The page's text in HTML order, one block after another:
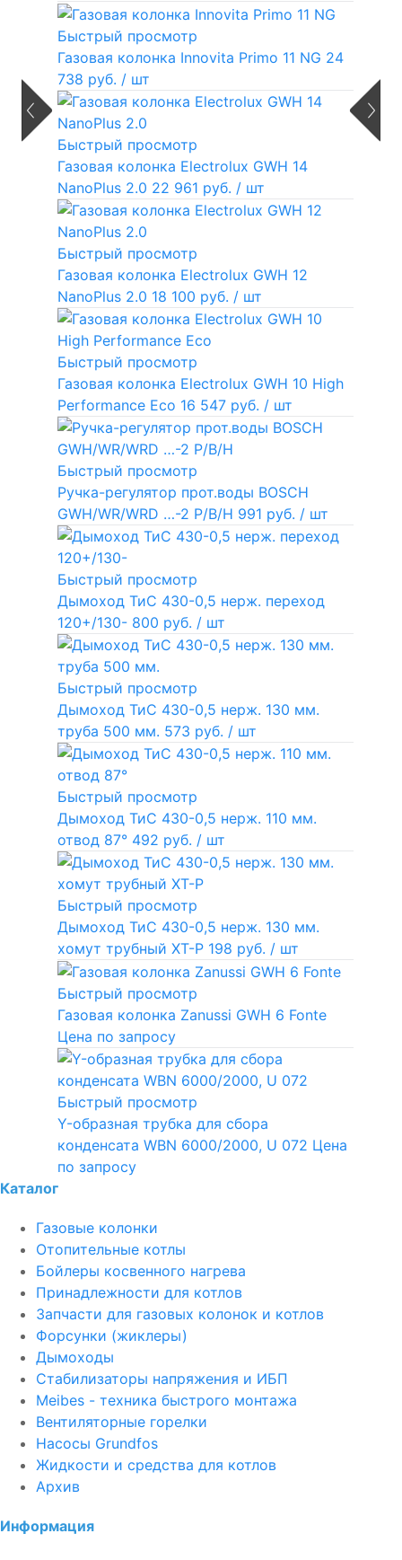
Быстрый просмотр
Газовая колонка Innovita Primo 11 NG 24
738 руб. / шт
Быстрый просмотр
Газовая колонка Electrolux GWH 14
NanoPlus 2.0 22 961 руб. / шт
Быстрый просмотр
Газовая колонка Electrolux GWH 12
NanoPlus 2.0 18 100 руб. / шт
Быстрый просмотр
Газовая колонка Electrolux GWH 10 High
Performance Eco 16 547 руб. / шт
Быстрый просмотр
Ручка-регулятор прот.воды BOSCH
GWH/WR/WRD …-2 P/B/H 991 руб. / шт
Быстрый просмотр
Дымоход ТиС 430-0,5 нерж. переход
120+/130- 800 руб. / шт
Быстрый просмотр
Дымоход ТиС 430-0,5 нерж. 130 мм.
труба 500 мм. 573 руб. / шт
Быстрый просмотр
Дымоход ТиС 430-0,5 нерж. 110 мм.
отвод 87° 492 руб. / шт
Быстрый просмотр
Дымоход ТиС 430-0,5 нерж. 130 мм.
хомут трубный ХТ-Р 198 руб. / шт
Быстрый просмотр
Газовая колонка Zanussi GWH 6 Fonte
Цена по запросу
Быстрый просмотр
Y-образная трубка для сбора
конденсата WBN 6000/2000, U 072 Цена
по запросу
Каталог
Газовые колонки
Отопительные котлы
Бойлеры косвенного нагрева
Принадлежности для котлов
Запчасти для газовых колонок и котлов
Форсунки (жиклеры)
Дымоходы
Стабилизаторы напряжения и ИБП
Meibes - техника быстрого монтажа
Вентиляторные горелки
Насосы Grundfos
Жидкости и средства для котлов
Архив
Информация